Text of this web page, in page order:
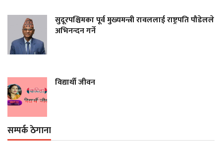
सुदूरपश्चिमका पूर्व मुख्यमन्त्री रावललाई राष्ट्रपति पौडेलले
अभिनन्दन गर्ने
विद्यार्थी जीवन
सम्पर्क ठेगाना